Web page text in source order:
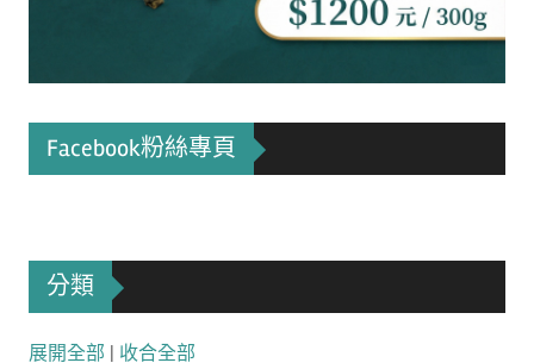
Facebook粉絲專頁
分類
展開全部
收合全部